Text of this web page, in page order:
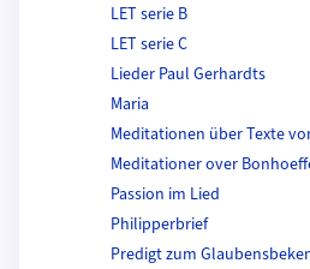
LET serie B
LET serie C
Lieder Paul Gerhardts
Maria
Meditationen über Texte
Meditationer over
Passion im Lied
Philipperbrief
Predigt zum